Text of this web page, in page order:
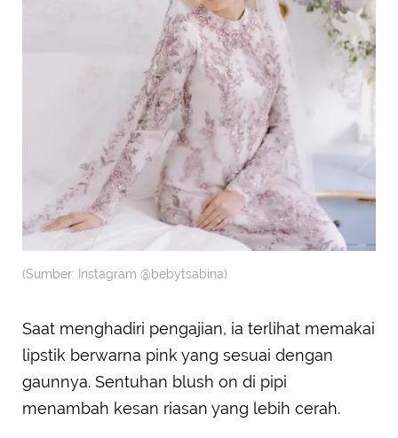
(Sumber: Instagram @bebytsabina)
Saat menghadiri pengajian, ia terlihat memakai
lipstik berwarna pink yang sesuai dengan
gaunnya. Sentuhan blush on di pipi
menambah kesan riasan yang lebih cerah.